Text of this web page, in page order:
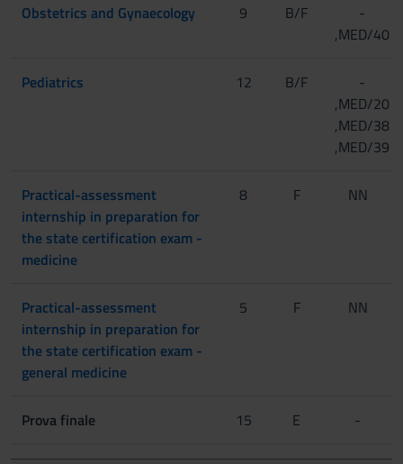
Obstetrics and Gynaecology 9 B/F
-
,MED/40
Pediatrics 12 B/F
-
,MED/20
,MED/38
,MED/39
Practical-assessment
internship in preparation for
the state certification exam -
medicine
8 F NN
Practical-assessment
internship in preparation for
the state certification exam -
general medicine
5 F NN
Prova finale 15 E -